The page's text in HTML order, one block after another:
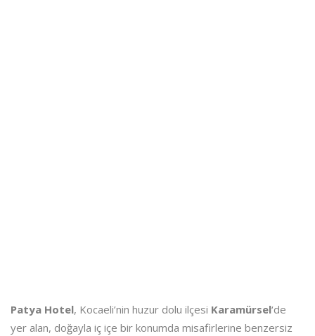
Patya Hotel, Kocaeli’nin huzur dolu ilçesi Karamürsel‘de
yer alan, doğayla iç içe bir konumda misafirlerine benzersiz